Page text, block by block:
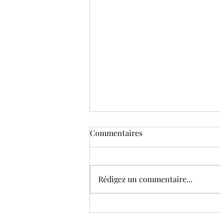
Ça y est… je me lance !!!
Commentaires
Rédigez un commentaire...